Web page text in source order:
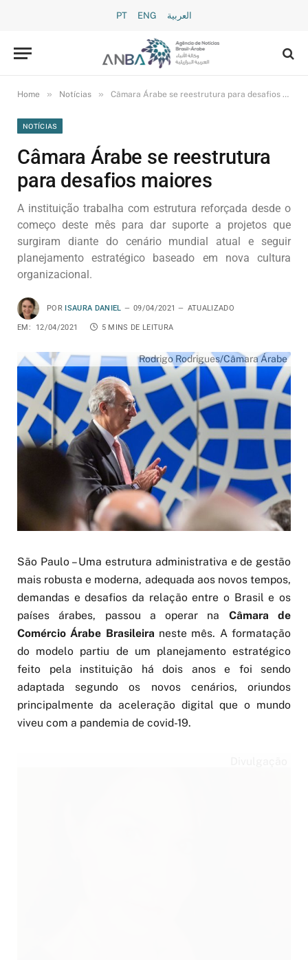
PT ENG العربية
Home » Notícias » Câmara Árabe se reestrutura para desafios maiores
NOTÍCIAS
Câmara Árabe se reestrutura
para desafios maiores
A instituição trabalha com estrutura reforçada desde o
começo deste mês para dar suporte a projetos que
surgiram diante do cenário mundial atual e seguir
planejamento estratégico baseado em nova cultura
organizacional.
POR ISAURA DANIEL 09/04/2021 ATUALIZADO
EM: 12/04/2021 5 MINS DE LEITURA
Rodrigo Rodrigues/Câmara Árabe
São Paulo – Uma estrutura administrativa e de gestão
mais robusta e moderna, adequada aos novos tempos,
demandas e desafios da relação entre o Brasil e os
países árabes, passou a operar na Câmara de
Comércio Árabe Brasileira neste mês. A formatação
do modelo partiu de um planejamento estratégico
feito pela instituição há dois anos e foi sendo
adaptada segundo os novos cenários, oriundos
principalmente da aceleração digital que o mundo
viveu com a pandemia de covid-19.